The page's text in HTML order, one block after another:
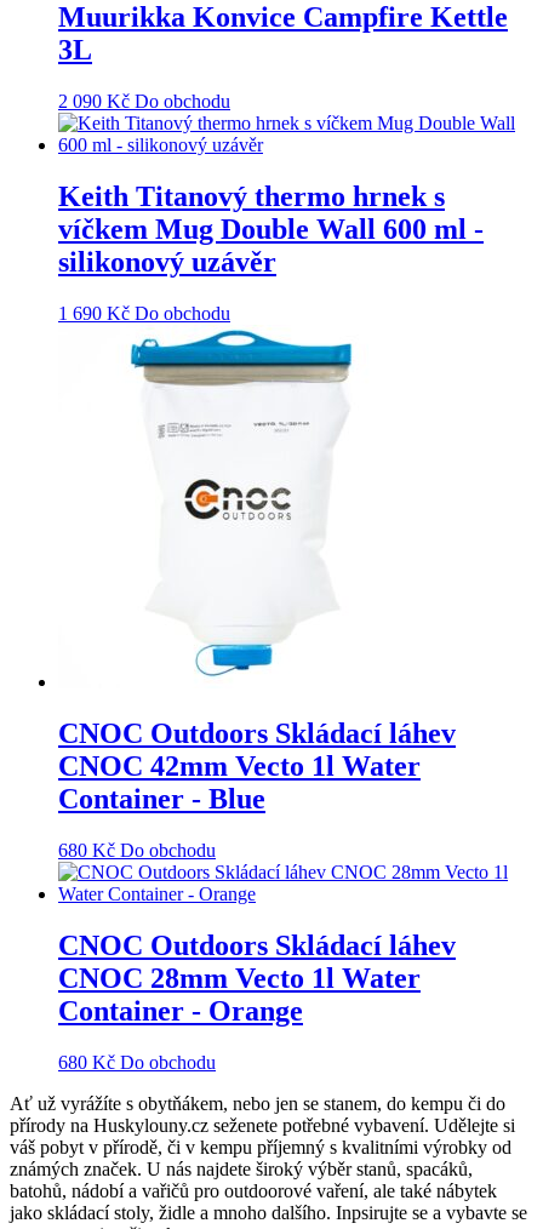
Muurikka Konvice Campfire Kettle
3L
2 090 Kč Do obchodu
Keith Titanový thermo hrnek s
víčkem Mug Double Wall 600 ml -
silikonový uzávěr
1 690 Kč Do obchodu
CNOC Outdoors Skládací láhev
CNOC 42mm Vecto 1l Water
Container - Blue
680 Kč Do obchodu
CNOC Outdoors Skládací láhev
CNOC 28mm Vecto 1l Water
Container - Orange
680 Kč Do obchodu
Ať už vyrážíte s obytňákem, nebo jen se stanem, do kempu či do
přírody na Huskylouny.cz seženete potřebné vybavení. Udělejte si
váš pobyt v přírodě, či v kempu příjemný s kvalitními výrobky od
známých značek. U nás najdete široký výběr stanů, spacáků,
batohů, nádobí a vařičů pro outdoorové vaření, ale také nábytek
jako skládací stoly, židle a mnoho dalšího. Inpsirujte se a vybavte se